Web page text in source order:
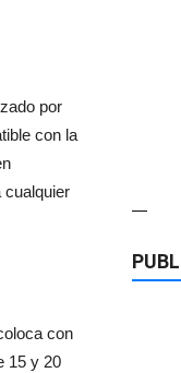
por
con la
cualquier
con
15 y 20
—